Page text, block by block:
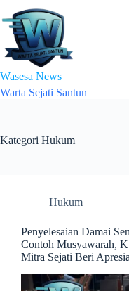
to
content
Wasesa News
Warta Sejati Santun
Kategori Hukum
Hukum
Penyelesaian Damai
Contoh Musyawarah,
Mitra Sejati Beri